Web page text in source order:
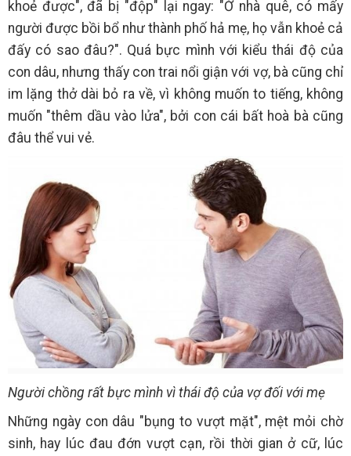
khoẻ được", đã bị "độp" lại ngay: "Ở nhà quê, có mấy
người được bồi bổ như thành phố hả mẹ, họ vẫn khoẻ cả
đấy có sao đâu?". Quá bực mình với kiểu thái độ của
con dâu, nhưng thấy con trai nổi giận với vợ, bà cũng chỉ
im lặng thở dài bỏ ra về, vì không muốn to tiếng, không
muốn "thêm dầu vào lửa", bởi con cái bất hoà bà cũng
đâu thể vui vẻ.
Người chồng rất bực mình vì thái độ của vợ đối với mẹ
Những ngày con dâu "bụng to vượt mặt", mệt mỏi chờ
sinh, hay lúc đau đớn vượt cạn, rồi thời gian ở cữ, lúc